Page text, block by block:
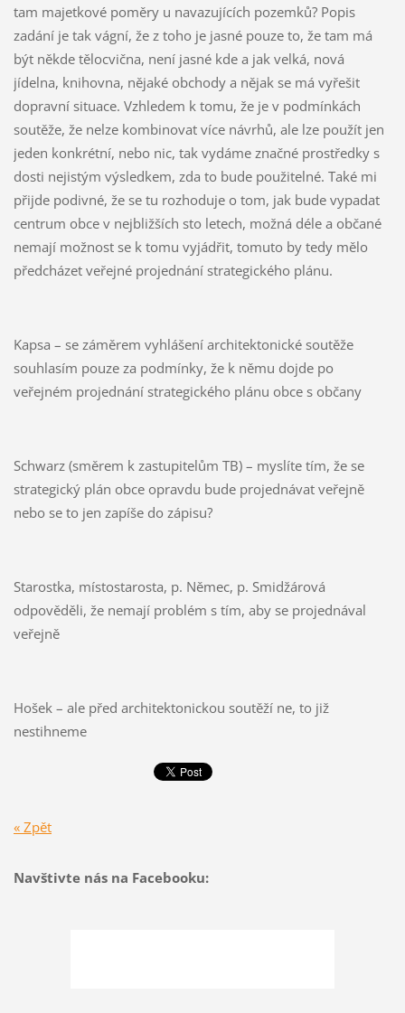
tam majetkové poměry u navazujících pozemků? Popis
zadání je tak vágní, že z toho je jasné pouze to, že tam má
být někde tělocvična, není jasné kde a jak velká, nová
jídelna, knihovna, nějaké obchody a nějak se má vyřešit
dopravní situace. Vzhledem k tomu, že je v podmínkách
soutěže, že nelze kombinovat více návrhů, ale lze použít jen
jeden konkrétní, nebo nic, tak vydáme značné prostředky s
dosti nejistým výsledkem, zda to bude použitelné. Také mi
přijde podivné, že se tu rozhoduje o tom, jak bude vypadat
centrum obce v nejbližších sto letech, možná déle a občané
nemají možnost se k tomu vyjádřit, tomuto by tedy mělo
předcházet veřejné projednání strategického plánu.
Kapsa – se záměrem vyhlášení architektonické soutěže
souhlasím pouze za podmínky, že k němu dojde po
veřejném projednání strategického plánu obce s občany
Schwarz (směrem k zastupitelům TB) – myslíte tím, že se
strategický plán obce opravdu bude projednávat veřejně
nebo se to jen zapíše do zápisu?
Starostka, místostarosta, p. Němec, p. Smidžárová
odpověděli, že nemají problém s tím, aby se projednával
veřejně
Hošek – ale před architektonickou soutěží ne, to již
nestihneme
« Zpět
Navštivte nás na Facebooku: